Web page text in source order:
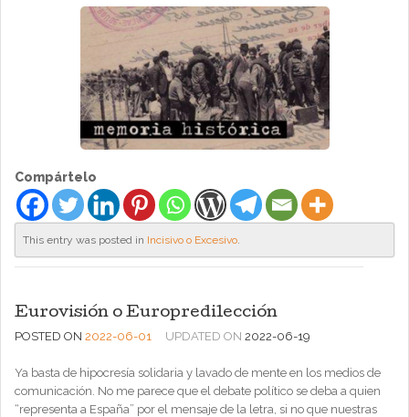
Compártelo
This entry was posted in Incisivo o Excesivo
Eurovisión o Europredilección
POSTED ON 2022-06-01 UPDATED ON 2022-06-19
Ya basta de hipocresía solidaria y lavado de mente en los medios de
comunicación. No me parece que el debate político se deba a quien
“representa a España” por el mensaje de la letra, si no que nuestras